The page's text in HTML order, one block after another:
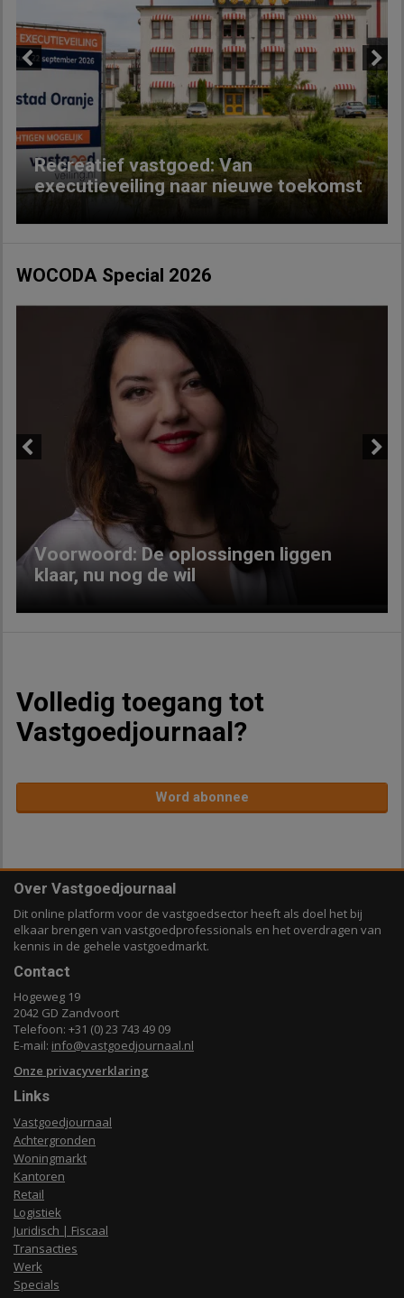
Recreatief vastgoed: Van
executieveiling naar nieuwe toekomst
Next
WOCODA Special 2026
Voorwoord: De oplossingen liggen
klaar, nu nog de wil
Volledig toegang tot
Vastgoedjournaal?
Word abonnee
Over Vastgoedjournaal
Dit online platform voor de vastgoedsector heeft als doel het bij
elkaar brengen van vastgoedprofessionals en het overdragen van
kennis in de gehele vastgoedmarkt.
Contact
Hogeweg 19
2042 GD Zandvoort
Telefoon: +31 (0) 23 743 49 09
E-mail: info@vastgoedjournaal.nl
Onze privacyverklaring
Links
Vastgoedjournaal
Achtergronden
Woningmarkt
Kantoren
Retail
Logistiek
Juridisch | Fiscaal
Transacties
Werk
Specials